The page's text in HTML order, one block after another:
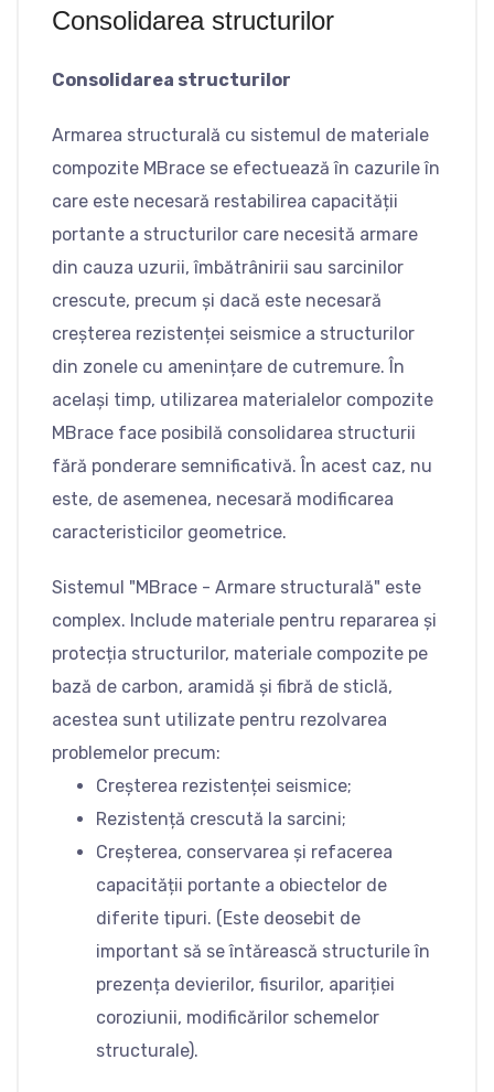
Consolidarea structurilor
Consolidarea structurilor
Armarea structurală cu sistemul de materiale
compozite MBrace se efectuează în cazurile în
care este necesară restabilirea capacității
portante a structurilor care necesită armare
din cauza uzurii, îmbătrânirii sau sarcinilor
crescute, precum și dacă este necesară
creșterea rezistenței seismice a structurilor
din zonele cu amenințare de cutremure. În
același timp, utilizarea materialelor compozite
MBrace face posibilă consolidarea structurii
fără ponderare semnificativă. În acest caz, nu
este, de asemenea, necesară modificarea
caracteristicilor geometrice.
Sistemul "MBrace - Armare structurală" este
complex. Include materiale pentru repararea și
protecția structurilor, materiale compozite pe
bază de carbon, aramidă și fibră de sticlă,
acestea sunt utilizate pentru rezolvarea
problemelor precum:
Creșterea rezistenței seismice;
Rezistență crescută la sarcini;
Creșterea, conservarea și refacerea
capacității portante a obiectelor de
diferite tipuri. (Este deosebit de
important să se întărească structurile în
prezența devierilor, fisurilor, apariției
coroziunii, modificărilor schemelor
structurale).